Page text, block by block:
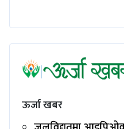
ऊर्जा खबर